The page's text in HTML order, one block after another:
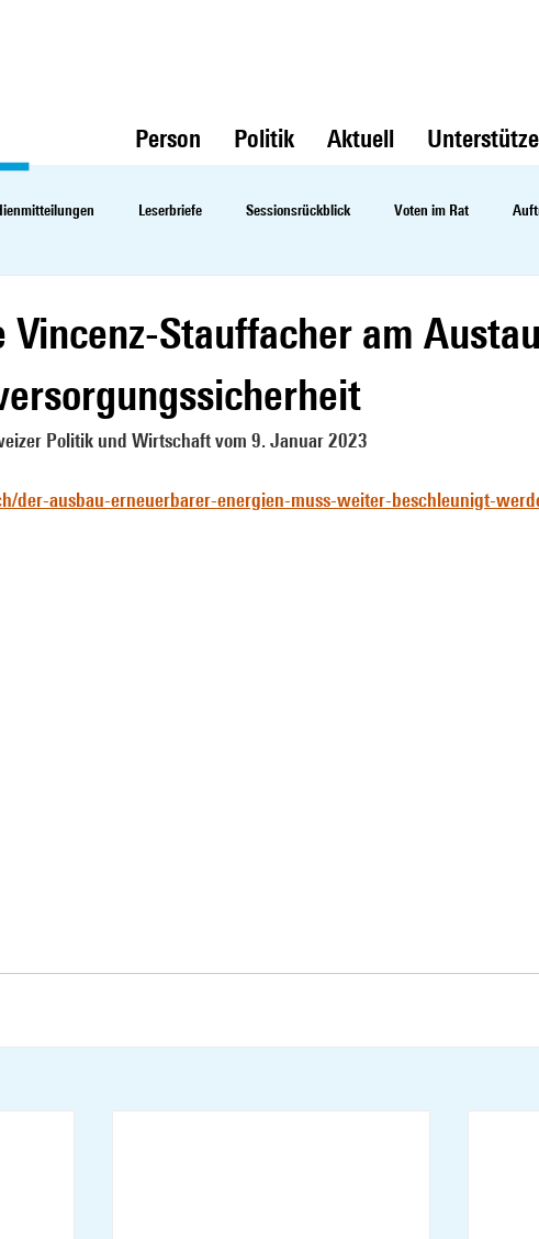
Person Politik Aktuell
Leserbriefe Sessionsrückblick Voten im Rat
Vincenz-Stauffacher am
Politik und Wirtschaft vom 9. Januar 2023
der-ausbau-erneuerbarer-energien-muss-weiter-beschleunigt-